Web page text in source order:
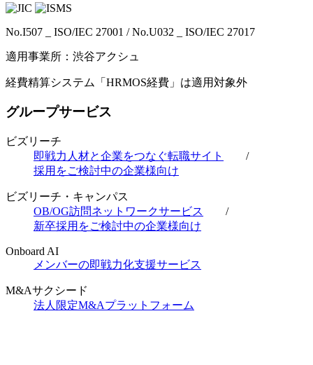
No.I507 _ ISO/IEC 27001 / No.U032 _ ISO/IEC 27017
適用事業所：渋谷アクシュ
経費精算システム「HRMOS経費」は適用対象外
グループサービス
ビズリーチ
即戦力人材と企業をつなぐ転職サイト
/
採用をご検討中の企業様向け
ビズリーチ・キャンパス
OB/OG訪問ネットワークサービス
/
新卒採用をご検討中の企業様向け
Onboard AI
メンバーの即戦力化支援サービス
M&Aサクシード
法人限定M&Aプラットフォーム